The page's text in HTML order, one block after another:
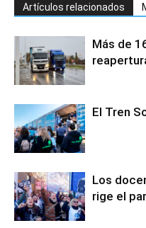
Artículos relacionados
Más de
El Tren
Los
rige el